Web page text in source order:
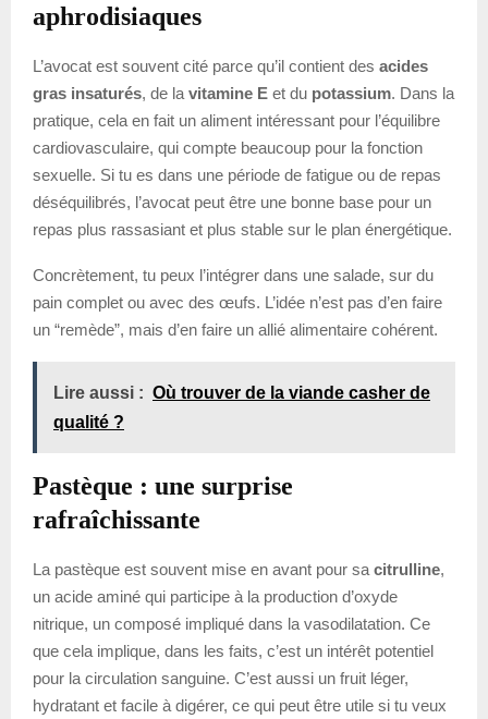
aphrodisiaques
L’avocat est souvent cité parce qu’il contient des acides
gras insaturés, de la vitamine E et du potassium. Dans la
pratique, cela en fait un aliment intéressant pour l’équilibre
cardiovasculaire, qui compte beaucoup pour la fonction
sexuelle. Si tu es dans une période de fatigue ou de repas
déséquilibrés, l’avocat peut être une bonne base pour un
repas plus rassasiant et plus stable sur le plan énergétique.
Concrètement, tu peux l’intégrer dans une salade, sur du
pain complet ou avec des œufs. L’idée n’est pas d’en faire
un “remède”, mais d’en faire un allié alimentaire cohérent.
Lire aussi : Où trouver de la viande casher de
qualité ?
Pastèque : une surprise
rafraîchissante
La pastèque est souvent mise en avant pour sa citrulline,
un acide aminé qui participe à la production d’oxyde
nitrique, un composé impliqué dans la vasodilatation. Ce
que cela implique, dans les faits, c’est un intérêt potentiel
pour la circulation sanguine. C’est aussi un fruit léger,
hydratant et facile à digérer, ce qui peut être utile si tu veux